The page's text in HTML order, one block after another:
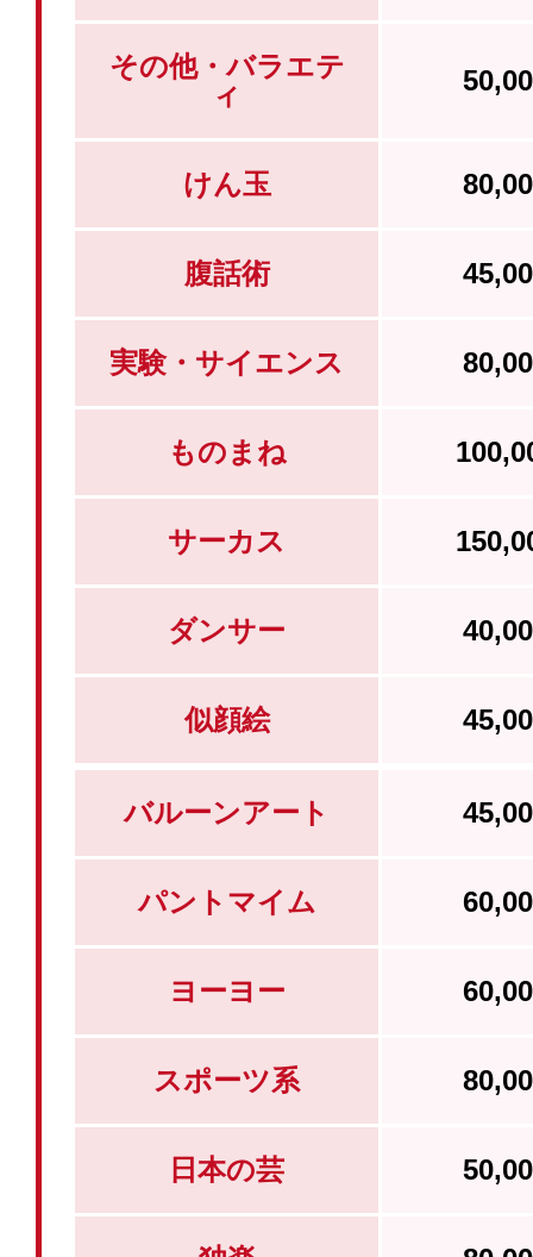
その他・バラエテ
ィ
けん玉
腹話術
実験・サイエンス
ものまね
サーカス
ダンサー
似顔絵
バルーンアート
パントマイム
ヨーヨー
スポーツ系
日本の芸